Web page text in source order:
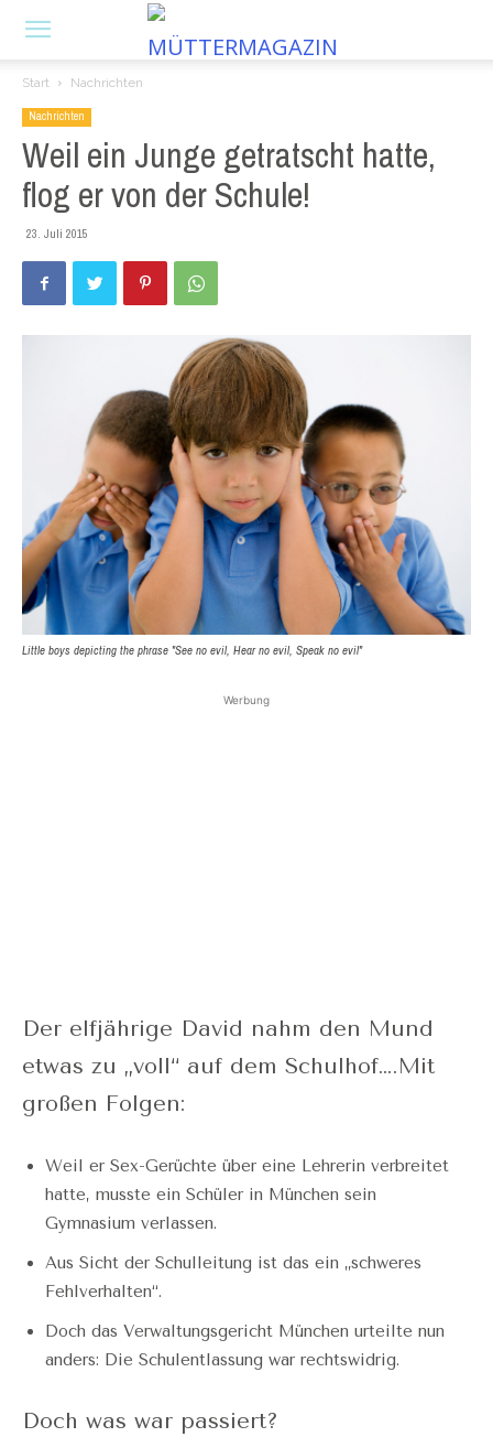
Start Nachrichten
Nachrichten
Weil ein Junge getratscht hatte,
flog er von der Schule!
23. Juli 2015
Little boys depicting the phrase "See no evil, Hear no evil, Speak no evil"
Werbung
Der elfjährige David nahm den Mund
etwas zu „voll“ auf dem Schulhof….Mit
großen Folgen:
Weil er Sex-Gerüchte über eine Lehrerin verbreitet
hatte, musste ein Schüler in München sein
Gymnasium verlassen.
Aus Sicht der Schulleitung ist das ein „schweres
Fehlverhalten“.
Doch das Verwaltungsgericht München urteilte nun
anders: Die Schulentlassung war rechtswidrig.
Doch was war passiert?